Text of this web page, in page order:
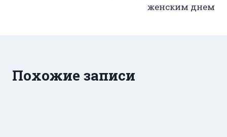
женским днем
Похожие записи